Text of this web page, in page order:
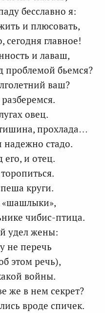
бесславно я:
и плюсовать,
сегодня главное!
и лаваш,
проблемой бьемся?
ваш?
овец.
прохлада…
надежно стадо.
и отец.
круги.
«шашлыки»,
чибис-птица.
удел жены:
не перечь
этом речь),
войны.
же в нем секрет?
вроде спичек.